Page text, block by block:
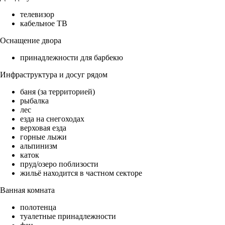
телевизор
кабельное ТВ
Оснащение двора
принадлежности для барбекю
Инфраструктура и досуг рядом
баня (за территорией)
рыбалка
лес
езда на снегоходах
верховая езда
горные лыжи
альпинизм
каток
пруд/озеро поблизости
жильё находится в частном секторе
Ванная комната
полотенца
туалетные принадлежности